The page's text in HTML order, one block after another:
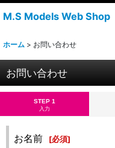
M.S Models Web Shop
ホーム > お問い合わせ
お問い合わせ
STEP 1
入力
お名前 [必須]